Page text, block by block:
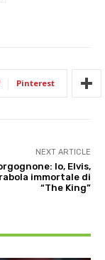
Pinterest
NEXT ARTICLE
Io, Elvis,
immortale di
“The King”